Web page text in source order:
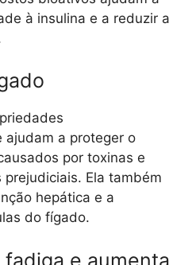
à insulina e a reduzir a
ajudam a proteger o
por toxinas e
Ela também
hepática e a
do fígado.
fadiga e aumenta